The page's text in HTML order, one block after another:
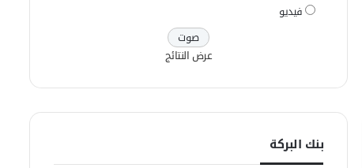
فيديو
عرض النتائج
بنك البركة